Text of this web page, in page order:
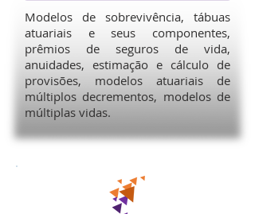
Modelos de sobrevivência, tábuas
atuariais e seus componentes,
prêmios de seguros de vida,
anuidades, estimação e cálculo de
provisões, modelos atuariais de
múltiplos decrementos, modelos de
múltiplas vidas.